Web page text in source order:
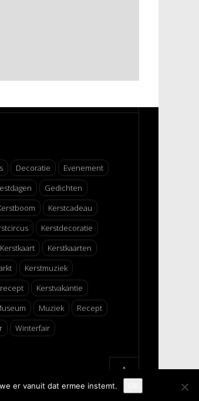
Decoratie
Evenement
Gedichten
Kerstcadeau
Kerstdecoratie
Kerstkaart
Kerstkaarten
Kerstmuziek
Kerstvakantie
Muziek
Recept
Winterfair
↑
er vanuit dat ermee instemt.